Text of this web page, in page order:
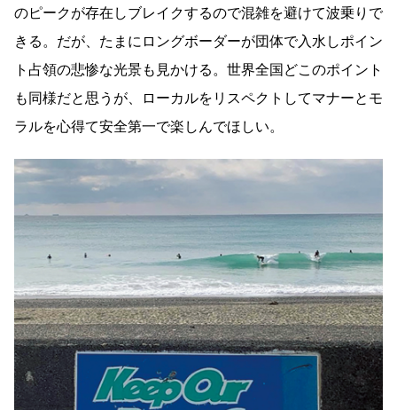
のピークが存在しブレイクするので混雑を避けて波乗りで
きる。だが、たまにロングボーダーが団体で入水しポイン
ト占領の悲惨な光景も見かける。世界全国どこのポイント
も同様だと思うが、ローカルをリスペクトしてマナーとモ
ラルを心得て安全第一で楽しんでほしい。